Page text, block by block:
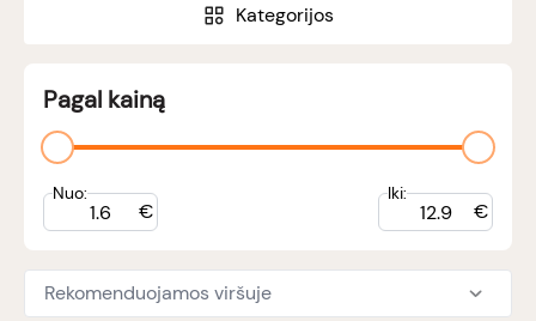
Kategorijos
Pagal kainą
Nuo:
€
Iki:
€
Rekomenduojamos viršuje